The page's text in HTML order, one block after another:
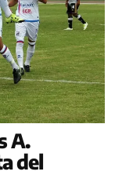
A.
del